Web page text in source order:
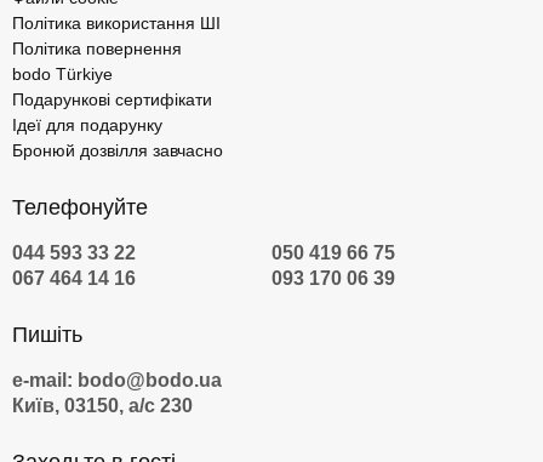
Політика використання ШІ
Політика повернення
bodo Türkiye
Подарункові сертифікати
Ідеї для подарунку
Бронюй дозвілля завчасно
Телефонуйте
044 593 33 22
050 419 66 75
067 464 14 16
093 170 06 39
Пишіть
e-mail: bodo@bodo.ua
Київ, 03150, а/с 230